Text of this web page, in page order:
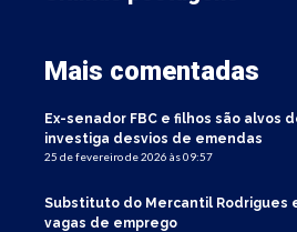
Mais comentadas
Ex-senador FBC e filhos são alvos
investiga desvios de emendas
25 de fevereiro de 2026 às 09:57
Substituto do Mercantil Rodrigues
vagas de emprego